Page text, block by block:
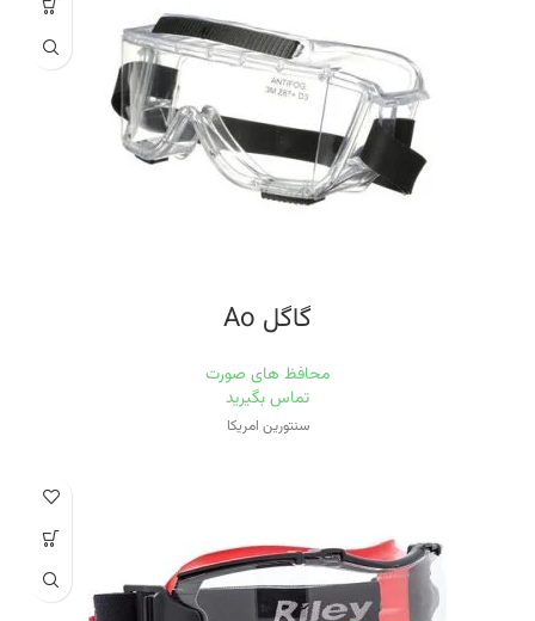
گاگل Ao
محافظ های صورت
تماس بگیرید
سنتورین امریکا